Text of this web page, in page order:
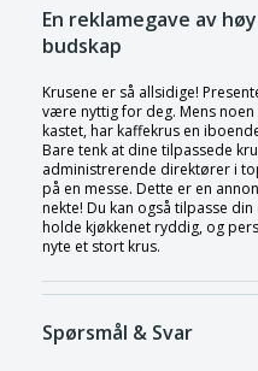
En reklamegave av
budskap
Krusene er så allsidige!
være nyttig for deg. Mens
kastet, har kaffekrus en
Bare tenk at dine tilpassede
administrerende direktører i
på en messe. Dette er en
nekte! Du kan også tilpasse
holde kjøkkenet ryddig, og
nyte et stort krus.
Spørsmål & Svar